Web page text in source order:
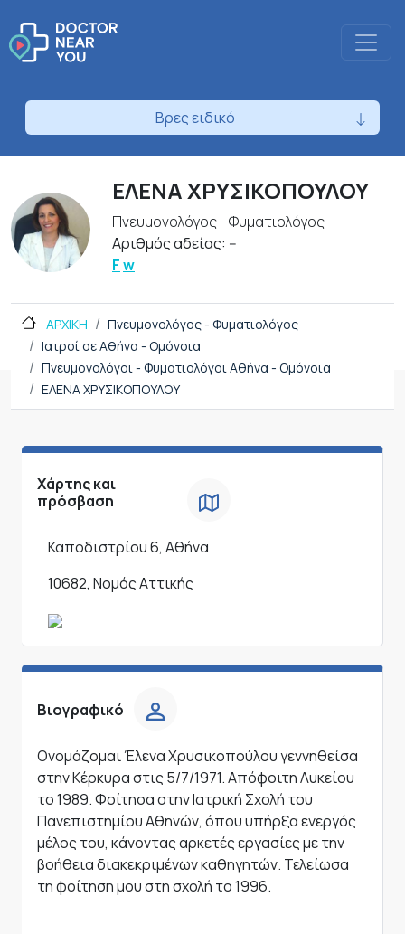
Βρες ειδικό
ΕΛΕΝΑ ΧΡΥΣΙΚΟΠΟΥΛΟΥ
Πνευμονολόγος - Φυματιολόγος
Αριθμός αδείας: --
Fw
ΑΡΧΙΚΗ
Πνευμονολόγος - Φυματιολόγος
Ιατροί σε Αθήνα - Ομόνοια
Πνευμονολόγοι - Φυματιολόγοι Αθήνα - Ομόνοια
ΕΛΕΝΑ ΧΡΥΣΙΚΟΠΟΥΛΟΥ
Χάρτης και
πρόσβαση
Καποδιστρίου 6, Αθήνα
10682, Νομός Αττικής
Βιογραφικό
Ονομάζομαι Έλενα Χρυσικοπούλου γεννηθείσα
στην Κέρκυρα στις 5/7/1971. Απόφοιτη Λυκείου
το 1989. Φοίτησα στην Ιατρική Σχολή του
Πανεπιστημίου Αθηνών, όπου υπήρξα ενεργός
μέλος του, κάνοντας αρκετές εργασίες με την
βοήθεια διακεκριμένων καθηγητών. Τελείωσα
τη φοίτηση μου στη σχολή το 1996.